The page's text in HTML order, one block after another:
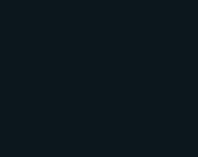
nicht auch über Civil-Ansprüche,
die Schiffer oder Flöszer absichtlich
befinden sollen.
in einem Uferstaaten in
erlassenen Urtheile in den anderen
Akte von 1831) liegt im Wesen der
durfte indesz in der Gewährng der
hierbei nicht stehen bleiben. Es
einer internationalen
Ufer-Regierungen einenader auch
Urtheils die nöthige Hülfe bei der